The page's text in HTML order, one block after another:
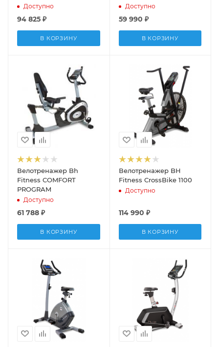
Доступно
94 825 ₽
В КОРЗИНУ
Доступно
59 990 ₽
В КОРЗИНУ
Велотренажер Bh
Fitness COMFORT
PROGRAM
Доступно
61 788 ₽
В КОРЗИНУ
Велотренажер BH
Fitness CrossBike 1100
Доступно
114 990 ₽
В КОРЗИНУ